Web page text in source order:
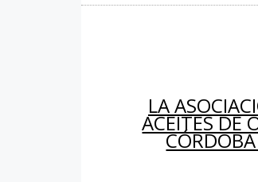
LA
ACEITES DE